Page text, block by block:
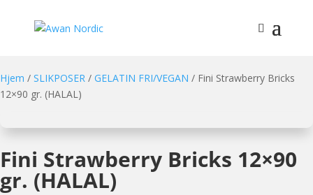
Hjem / SLIKPOSER / GELATIN FRI/VEGAN / Fini Strawberry Bricks
12×90 gr. (HALAL)
Fini Strawberry Bricks 12×90
gr. (HALAL)